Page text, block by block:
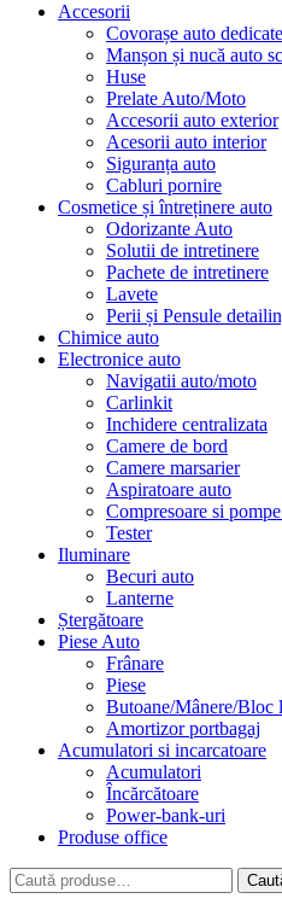
Accesorii
Covorașe auto dedicate
Manșon și nucă auto
Huse
Prelate Auto/Moto
Accesorii auto exterior
Acesorii auto interior
Siguranța auto
Cabluri pornire
Cosmetice și întreținere auto
Odorizante Auto
Solutii de intretinere
Pachete de intretinere
Lavete
Perii și Pensule
Chimice auto
Electronice auto
Navigatii auto/moto
Carlinkit
Inchidere centralizata
Camere de bord
Camere marsarier
Aspiratoare auto
Compresoare si
Tester
Iluminare
Becuri auto
Lanterne
Ștergătoare
Piese Auto
Frânare
Piese
Butoane/Mânere/Bloc
Amortizor portbagaj
Acumulatori si incarcatoare
Acumulatori
Încărcătoare
Power-bank-uri
Produse office
Caută
după: